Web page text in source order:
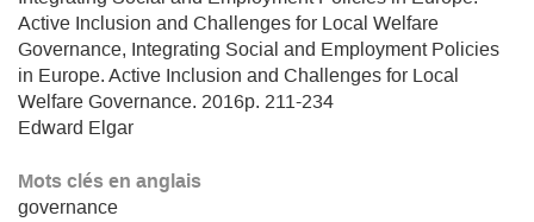
Active Inclusion and Challenges for Local Welfare
Governance, Integrating Social and Employment Policies
in Europe. Active Inclusion and Challenges for Local
Welfare Governance. 2016p. 211-234
Edward Elgar
Mots clés en anglais
governance